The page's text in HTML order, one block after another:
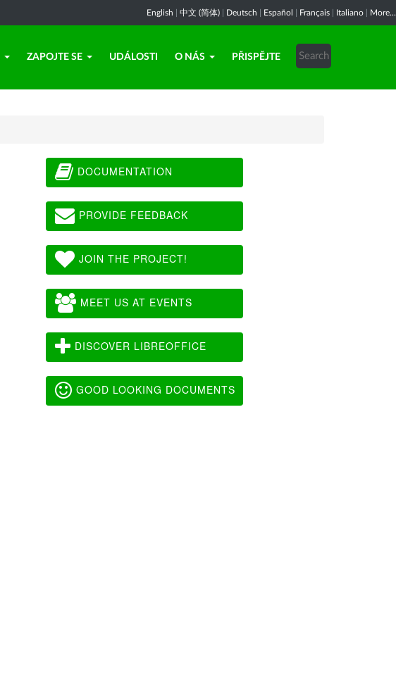
English 中文 (简体) Deutsch Español Français Italiano More...
ZAPOJTE SE UDÁLOSTI O NÁS PŘISPĚJTE
DOCUMENTATION
PROVIDE FEEDBACK
JOIN THE PROJECT!
MEET US AT EVENTS
DISCOVER LIBREOFFICE
GOOD LOOKING DOCUMENTS